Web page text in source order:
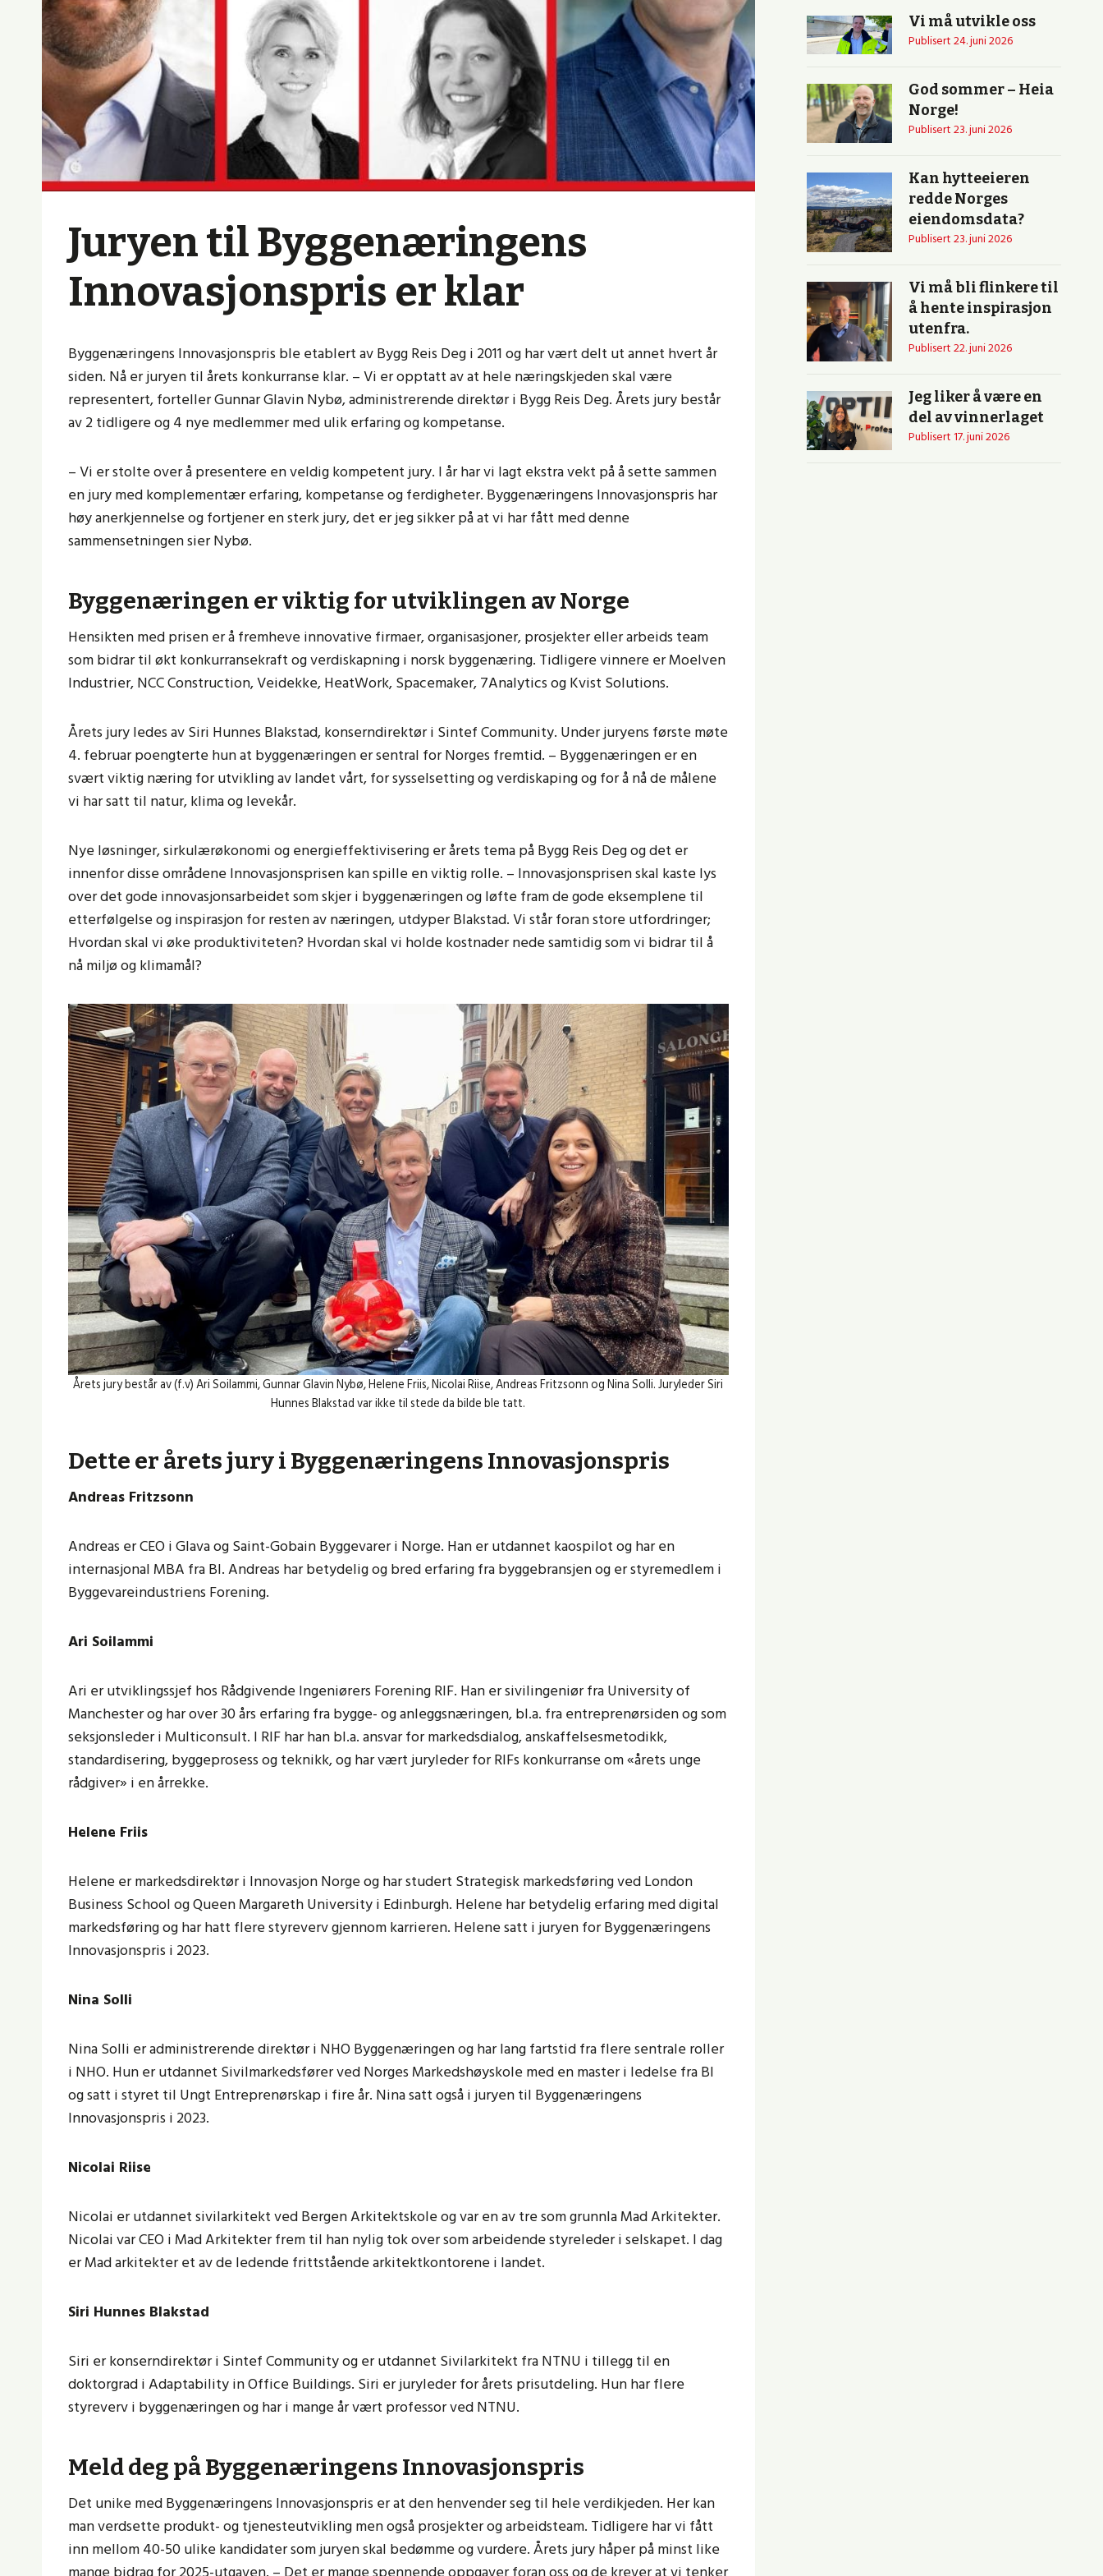
Juryen til Byggenæringens
Innovasjonspris er klar
Byggenæringens Innovasjonspris ble etablert av Bygg Reis Deg i 2011 og har vært delt ut annet hvert år
siden. Nå er juryen til årets konkurranse klar. – Vi er opptatt av at hele næringskjeden skal være
representert, forteller Gunnar Glavin Nybø, administrerende direktør i Bygg Reis Deg. Årets jury består
av 2 tidligere og 4 nye medlemmer med ulik erfaring og kompetanse.
– Vi er stolte over å presentere en veldig kompetent jury. I år har vi lagt ekstra vekt på å sette sammen
en jury med komplementær erfaring, kompetanse og ferdigheter. Byggenæringens Innovasjonspris har
høy anerkjennelse og fortjener en sterk jury, det er jeg sikker på at vi har fått med denne
sammensetningen sier Nybø.
Byggenæringen er viktig for utviklingen av Norge
Hensikten med prisen er å fremheve innovative firmaer, organisasjoner, prosjekter eller arbeids team
som bidrar til økt konkurransekraft og verdiskapning i norsk byggenæring. Tidligere vinnere er Moelven
Industrier, NCC Construction, Veidekke, HeatWork, Spacemaker, 7Analytics og Kvist Solutions.
Årets jury ledes av Siri Hunnes Blakstad, konserndirektør i Sintef Community. Under juryens første møte
4. februar poengterte hun at byggenæringen er sentral for Norges fremtid. – Byggenæringen er en
svært viktig næring for utvikling av landet vårt, for sysselsetting og verdiskaping og for å nå de målene
vi har satt til natur, klima og levekår.
Nye løsninger, sirkulærøkonomi og energieffektivisering er årets tema på Bygg Reis Deg og det er
innenfor disse områdene Innovasjonsprisen kan spille en viktig rolle. – Innovasjonsprisen skal kaste lys
over det gode innovasjonsarbeidet som skjer i byggenæringen og løfte fram de gode eksemplene til
etterfølgelse og inspirasjon for resten av næringen, utdyper Blakstad. Vi står foran store utfordringer;
Hvordan skal vi øke produktiviteten? Hvordan skal vi holde kostnader nede samtidig som vi bidrar til å
nå miljø og klimamål?
Årets jury består av (f.v) Ari Soilammi, Gunnar Glavin Nybø, Helene Friis, Nicolai Riise, Andreas Fritzsonn og Nina Solli. Juryleder Siri
Hunnes Blakstad var ikke til stede da bilde ble tatt.
Dette er årets jury i Byggenæringens Innovasjonspris
Andreas Fritzsonn
Andreas er CEO i Glava og Saint-Gobain Byggevarer i Norge. Han er utdannet kaospilot og har en
internasjonal MBA fra BI. Andreas har betydelig og bred erfaring fra byggebransjen og er styremedlem i
Byggevareindustriens Forening.
Ari Soilammi
Ari er utviklingssjef hos Rådgivende Ingeniørers Forening RIF. Han er sivilingeniør fra University of
Manchester og har over 30 års erfaring fra bygge- og anleggsnæringen, bl.a. fra entreprenørsiden og som
seksjonsleder i Multiconsult. I RIF har han bl.a. ansvar for markedsdialog, anskaffelsesmetodikk,
standardisering, byggeprosess og teknikk, og har vært juryleder for RIFs konkurranse om «årets unge
rådgiver» i en årrekke.
Helene Friis
Helene er markedsdirektør i Innovasjon Norge og har studert Strategisk markedsføring ved London
Business School og Queen Margareth University i Edinburgh. Helene har betydelig erfaring med digital
markedsføring og har hatt flere styreverv gjennom karrieren. Helene satt i juryen for Byggenæringens
Innovasjonspris i 2023.
Nina Solli
Nina Solli er administrerende direktør i NHO Byggenæringen og har lang fartstid fra flere sentrale roller
i NHO. Hun er utdannet Sivilmarkedsfører ved Norges Markedshøyskole med en master i ledelse fra BI
og satt i styret til Ungt Entreprenørskap i fire år. Nina satt også i juryen til Byggenæringens
Innovasjonspris i 2023.
Nicolai Riise
Nicolai er utdannet sivilarkitekt ved Bergen Arkitektskole og var en av tre som grunnla Mad Arkitekter.
Nicolai var CEO i Mad Arkitekter frem til han nylig tok over som arbeidende styreleder i selskapet. I dag
er Mad arkitekter et av de ledende frittstående arkitektkontorene i landet.
Siri Hunnes Blakstad
Siri er konserndirektør i Sintef Community og er utdannet Sivilarkitekt fra NTNU i tillegg til en
doktorgrad i Adaptability in Office Buildings. Siri er juryleder for årets prisutdeling. Hun har flere
styreverv i byggenæringen og har i mange år vært professor ved NTNU.
Meld deg på Byggenæringens Innovasjonspris
Det unike med Byggenæringens Innovasjonspris er at den henvender seg til hele verdikjeden. Her kan
man verdsette produkt- og tjenesteutvikling men også prosjekter og arbeidsteam. Tidligere har vi fått
inn mellom 40-50 ulike kandidater som juryen skal bedømme og vurdere. Årets jury håper på minst like
Vi må utvikle oss
Publisert24. juni 2026
God sommer – Heia
Norge!
Publisert23. juni 2026
Kan hytteeieren
redde Norges
eiendomsdata?
Publisert23. juni 2026
Vi må bli flinkere til
å hente inspirasjon
utenfra.
Publisert22. juni 2026
Jeg liker å være en
del av vinnerlaget
Publisert17. juni 2026